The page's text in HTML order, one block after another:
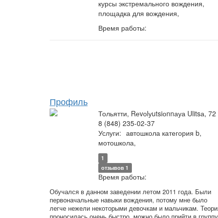
курсы экстремального вождения,
площадка для вождения,
Время работы:
Профиль
Тольятти, Rеvоlуutsiоnnауа Ulitsа,
8 (848) 235-02-37
Услуги: автошкола категория b,
мотошкола,
1
отзывов 1
Время работы:
Обучался в данном заведении летом 2011 года. Были
первоначальные навыки вождения, потому мне было
легче нежели некоторыми девочкам и мальчикам.